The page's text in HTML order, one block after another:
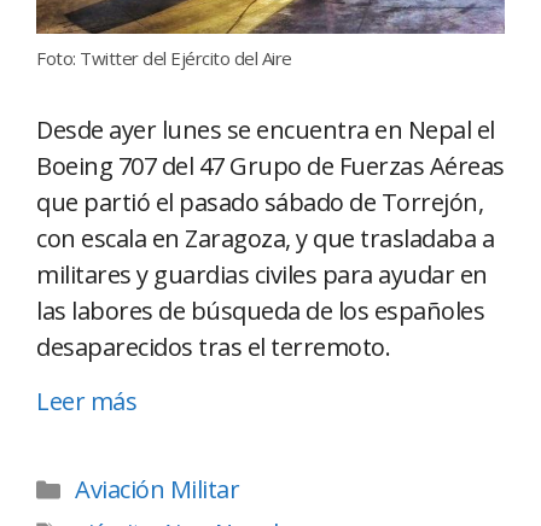
Foto: Twitter del Ejército del Aire
Desde ayer lunes se encuentra en Nepal el
Boeing 707 del 47 Grupo de Fuerzas Aéreas
que partió el pasado sábado de Torrejón,
con escala en Zaragoza, y que trasladaba a
militares y guardias civiles para ayudar en
las labores de búsqueda de los españoles
desaparecidos tras el terremoto.
Leer más
Aviación Militar